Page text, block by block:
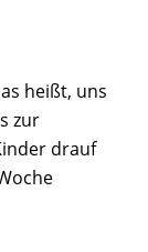
heißt, uns
zur
drauf